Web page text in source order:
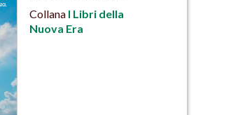
Collana I Libri della
Nuova Era